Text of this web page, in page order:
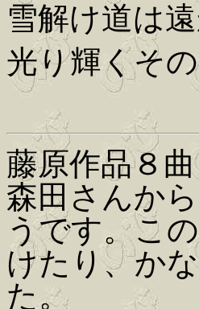
雪解け道は
光り輝くそ
藤原作品８
森田さんか
うです。こ
けたり、か
た。